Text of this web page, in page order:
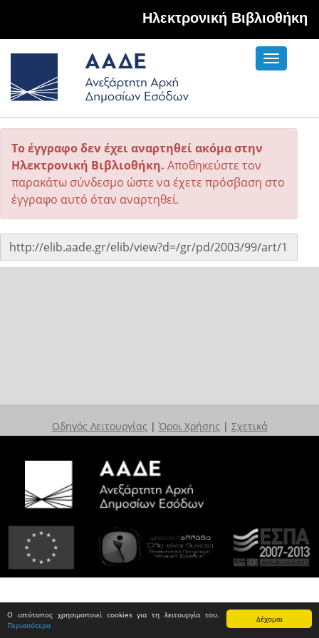
Δέχομαι
Ο ιστότοπος χρησιμοποιεί cookies για τη λειτουργία του.
Περισσότερα
Hλεκτρονική Βιβλιοθήκη
Toggle
Το έγγραφο δεν έχει αναρτηθεί ακόμα στην
Ηλεκτρονική Βιβλιοθήκη. Αποθηκεύστε τον
παρακάτω σύνδεσμο ώστε να έχετε πρόσβαση στο
έγγραφο αυτό όταν αναρτηθεί.
Οδηγός Λειτουργίας | Όροι Χρήσης | Σχετικά